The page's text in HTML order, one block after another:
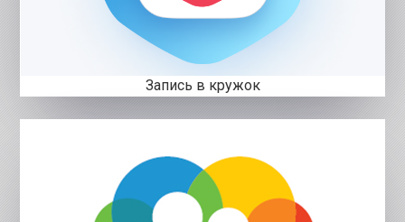
Запись в кружок